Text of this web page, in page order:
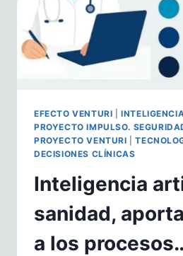
MÁS
ALLA
DEL
112
EFECTO VENTURI |
PROYECTO IMPULSO.
PROYECTO VENTURI |
DECISIONES CLÍNICAS
Inteligencia
sanidad,
a los